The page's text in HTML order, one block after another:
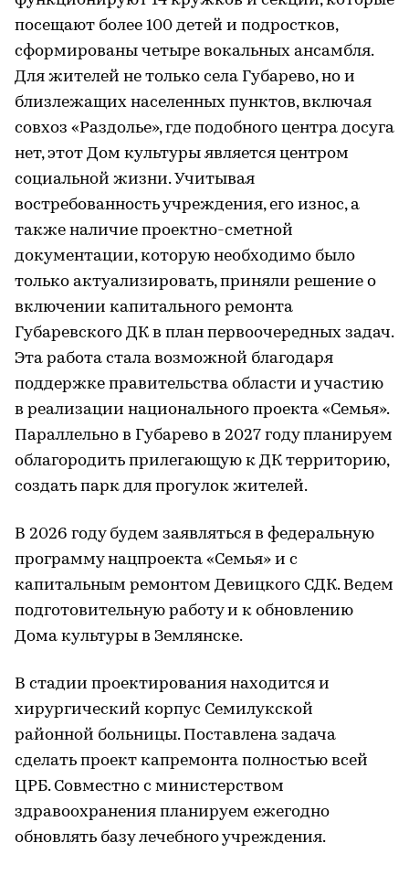
посещают более 100 детей и подростков,
сформированы четыре вокальных ансамбля.
Для жителей не только села Губарево, но и
близлежащих населенных пунктов, включая
совхоз «Раздолье», где подобного центра досуга
нет, этот Дом культуры является центром
социальной жизни. Учитывая
востребованность учреждения, его износ, а
также наличие проектно-сметной
документации, которую необходимо было
только актуализировать, приняли решение о
включении капитального ремонта
Губаревского ДК в план первоочередных задач.
Эта работа стала возможной благодаря
поддержке правительства области и участию
в реализации национального проекта «Семья».
Параллельно в Губарево в 2027 году планируем
облагородить прилегающую к ДК территорию,
создать парк для прогулок жителей.
В 2026 году будем заявляться в федеральную
программу нацпроекта «Семья» и с
капитальным ремонтом Девицкого СДК. Ведем
подготовительную работу и к обновлению
Дома культуры в Землянске.
В стадии проектирования находится и
хирургический корпус Семилукской
районной больницы. Поставлена задача
сделать проект капремонта полностью всей
ЦРБ. Совместно с министерством
здравоохранения планируем ежегодно
обновлять базу лечебного учреждения.